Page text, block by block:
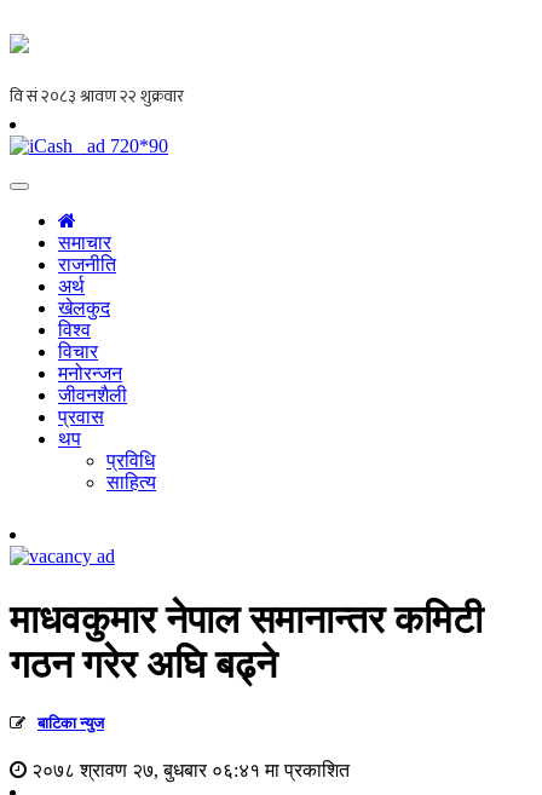
समाचार
राजनीति
अर्थ
खेलकुद
विश्व
विचार
मनोरन्जन
जीवनशैली
प्रवास
थप
प्रविधि
साहित्य
माधवकुमार नेपाल समानान्तर कमिटी
गठन गरेर अघि बढ्ने
बाटिका न्युज
२०७८ श्रावण २७, बुधबार ०६:४१ मा प्रकाशित